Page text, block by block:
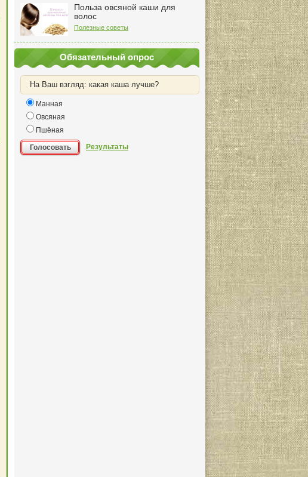
Польза овсяной каши для
волос
Полезные советы
Обязательный опрос
На Ваш взгляд: какая каша лучше?
Манная
Овсяная
Пшёная
Голосовать Результаты